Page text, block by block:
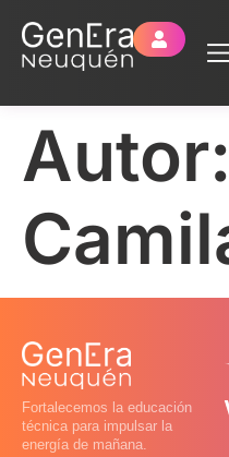
Autor:
Fortalecemos la educación
técnica para impulsar la
energía de mañana.